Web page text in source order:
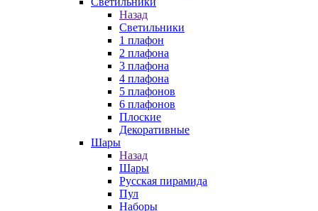
Назад
Светильники
1 плафон
2 плафона
3 плафона
4 плафона
5 плафонов
6 плафонов
Плоские
Декоративные
Шары
Назад
Шары
Русская пирамида
Пул
Наборы